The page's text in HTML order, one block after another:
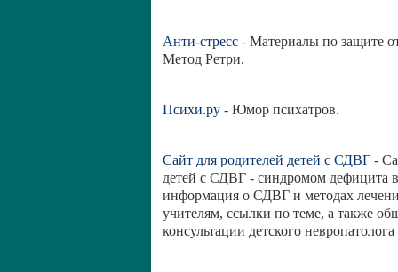
Анти-стресс - Материалы по защите
Метод Ретри.
Психи.ру - Юмор психатров.
Сайт для родителей детей с СДВГ -
детей с СДВГ - синдромом дефицита
информация о СДВГ и методах
учителям, ссылки по теме, а также
консультации детского